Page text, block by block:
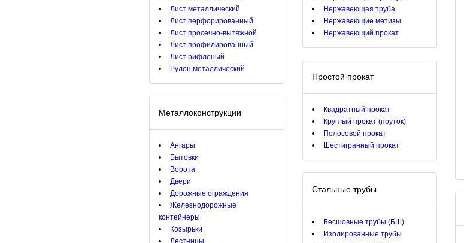
Лист металлический
Лист перфорированный
Лист просечно-вытяжной
Лист профилированный
Лист рифленый
Рулон металлический
Металлоконструкции
Ангары
Бытовки
Ворота
Двери
Дорожные ограждения
Железнодорожные
контейнеры
Козырьки
Лестницы
Нержавеющая труба
Нержавеющие метизы
Нержавеющий прокат
Простой прокат
Квадратный прокат
Круглый прокат (пруток)
Полосовой прокат
Шестигранный прокат
Стальные трубы
Бесшовные трубы (БШ)
Изолированные трубы